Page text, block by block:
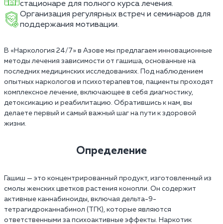
стационаре для полного курса лечения.
Организация регулярных встреч и семинаров для
поддержания мотивации.
В «Наркология 24/7» в Азове мы предлагаем инновационные
методы лечения зависимости от гашиша, основанные на
последних медицинских исследованиях. Под наблюдением
опытных наркологов и психотерапевтов, пациенты проходят
комплексное лечение, включающее в себя диагностику,
детоксикацию и реабилитацию. Обратившись к нам, вы
делаете первый и самый важный шаг на пути к здоровой
жизни.
Определение
Гашиш — это концентрированный продукт, изготовленный из
смолы женских цветков растения конопли. Он содержит
активные каннабиноиды, включая дельта-9-
тетрагидроканнабинол (ТГК), которые являются
ответственными за психоактивные эффекты. Наркотик